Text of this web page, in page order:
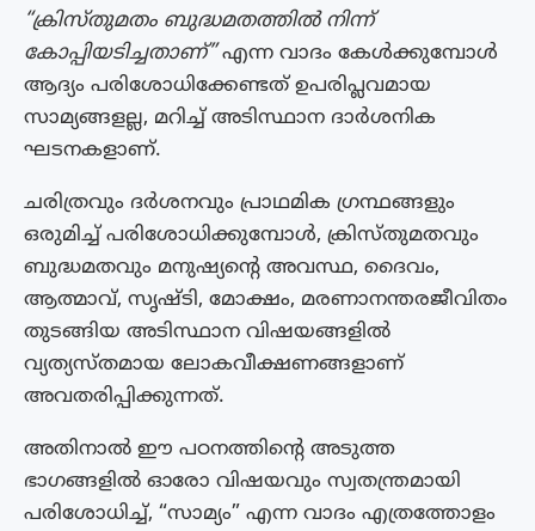
“ക്രിസ്തുമതം ബുദ്ധമതത്തിൽ നിന്ന്
കോപ്പിയടിച്ചതാണ്”എന്ന വാദം കേൾക്കുമ്പോൾ
ആദ്യം പരിശോധിക്കേണ്ടത് ഉപരിപ്ലവമായ
സാമ്യങ്ങളല്ല, മറിച്ച് അടിസ്ഥാന ദാർശനിക
ഘടനകളാണ്.
ചരിത്രവും ദർശനവും പ്രാഥമിക ഗ്രന്ഥങ്ങളും
ഒരുമിച്ച് പരിശോധിക്കുമ്പോൾ, ക്രിസ്തുമതവും
ബുദ്ധമതവും മനുഷ്യന്റെ അവസ്ഥ, ദൈവം,
ആത്മാവ്, സൃഷ്ടി, മോക്ഷം, മരണാനന്തരജീവിതം
തുടങ്ങിയ അടിസ്ഥാന വിഷയങ്ങളിൽ
വ്യത്യസ്തമായ ലോകവീക്ഷണങ്ങളാണ്
അവതരിപ്പിക്കുന്നത്.
അതിനാൽ ഈ പഠനത്തിന്റെ അടുത്ത
ഭാഗങ്ങളിൽ ഓരോ വിഷയവും സ്വതന്ത്രമായി
പരിശോധിച്ച്, “സാമ്യം” എന്ന വാദം എത്രത്തോളം